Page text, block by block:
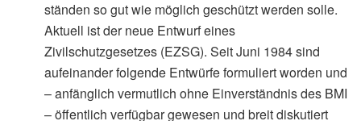
ständen so gut wie möglich geschützt werden solle.
Aktuell ist der neue Entwurf eines
Zivilschutzgesetzes (EZSG). Seit Juni 1984 sind
aufeinander folgende Entwürfe formuliert worden und
– anfänglich vermutlich ohne Einverständnis des BMI
– öffentlich verfügbar gewesen und breit diskutiert